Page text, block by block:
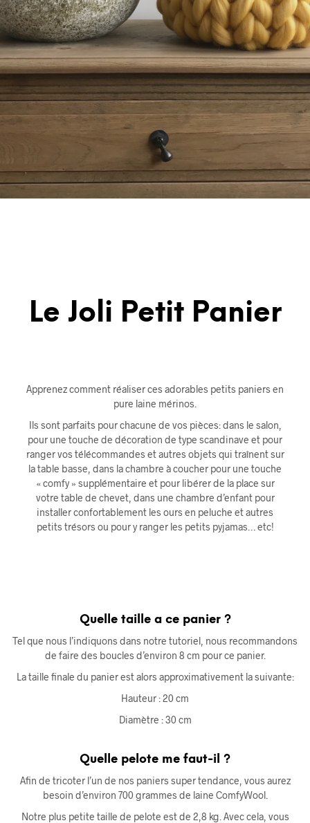
Le Joli Petit Panier
Apprenez comment réaliser ces adorables petits paniers en
pure laine mérinos.
Ils sont parfaits pour chacune de vos pièces:dans le salon,
pour une touche de décoration de type scandinave et pour
ranger vos télécommandes et autres objets qui traînent sur
la table basse, dans la chambre à coucher pour une touche
« comfy » supplémentaire et pour libérer de la place sur
votre table de chevet, dans une chambre d’enfant pour
installer confortablement les ours en peluche et autres
petits trésors ou pour y ranger les petits pyjamas… etc!
Quelle taille a ce panier ?
Tel que nous l’indiquons dans notre tutoriel, nous recommandons
de faire des boucles d’environ 8 cm pour ce panier.
La taille finale du panier est alors approximativement la suivante:
Hauteur : 20 cm
Diamètre : 30 cm
Quelle pelote me faut-il ?
Afin de tricoter l’un de nos paniers super tendance, vous aurez
besoin d’environ 700 grammes de laine ComfyWool.
Notre plus petite taille de pelote est de 2,8 kg. Avec cela, vous